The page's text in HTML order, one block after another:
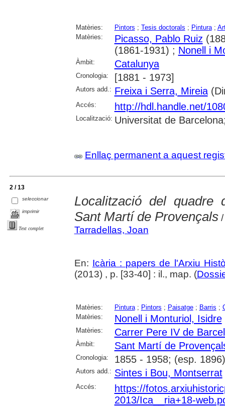
Matèries: Pintors ; Tesis doctorals ; Pintura;
Matèries:
Picasso, Pablo Ruiz
(1861-1931) ; Nonell i
Àmbit: Catalunya
Cronologia: [1881 - 1973]
Autors add.: Freixa i Serra, Mireia
Accés: http://hdl.handle.net/
Localització: Universitat de
Enllaç permanent a aquest
2 / 13
seleccionar
imprimir
Text complet
Localització del quadre
Sant Martí de Provençals/
Tarradellas, Joan
En: Icària : papers de l'Arxiu
(2013) , p. [33-40] : il., map. (
Matèries: Pintura; Pintors ; Paisatge; Barris ;
Matèries:
Nonell i Monturiol, Isidre
Matèries: Carrer Pere IV de
Àmbit: Sant Martí de
Cronologia: 1855 - 1958; (esp. 1896)
Autors add.: Sintes i Bou, Montserrat
Accés:
https://
2013/Ica__ria+18-